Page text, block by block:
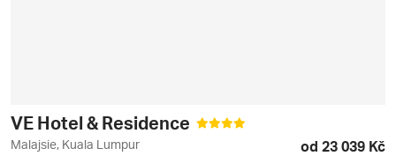
VE Hotel & Residence
Malajsie, Kuala Lumpur od 23 039 Kč